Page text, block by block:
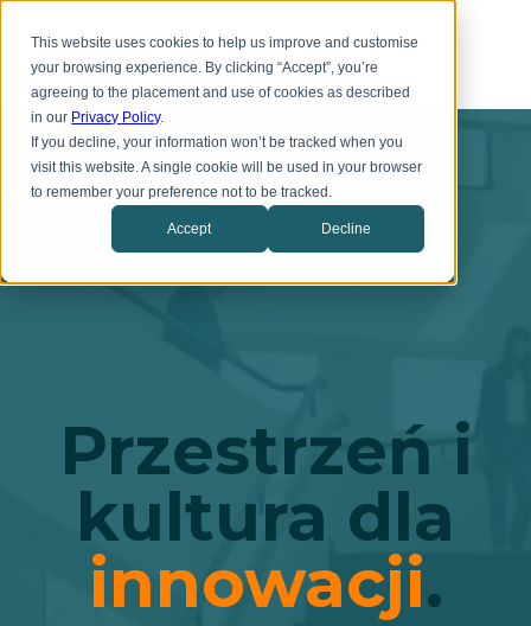
This website uses cookies to help us improve and customise
your browsing experience. By clicking “Accept”, you’re
agreeing to the placement and use of cookies as described
in our Privacy Policy.
If you decline, your information won’t be tracked when you
visit this website. A single cookie will be used in your browser
to remember your preference not to be tracked.
Accept Decline
głównej
treści
Przestrzeń i
kultura dla
innowacji.